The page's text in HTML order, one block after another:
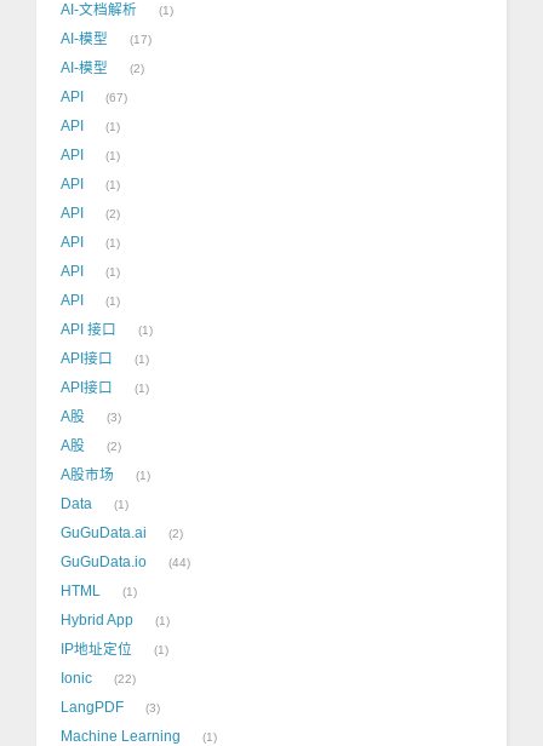
AI-文档解析 1
AI-模型 17
AI-模型 2
API 67
API 1
API 1
API 1
API 2
API 1
API 1
API 1
API 接口 1
API接口 1
API接口 1
A股 3
A股 2
A股市场 1
Data 1
GuGuData.ai 2
GuGuData.io 44
HTML 1
Hybrid App 1
IP地址定位 1
Ionic 22
LangPDF 3
Machine Learning 1